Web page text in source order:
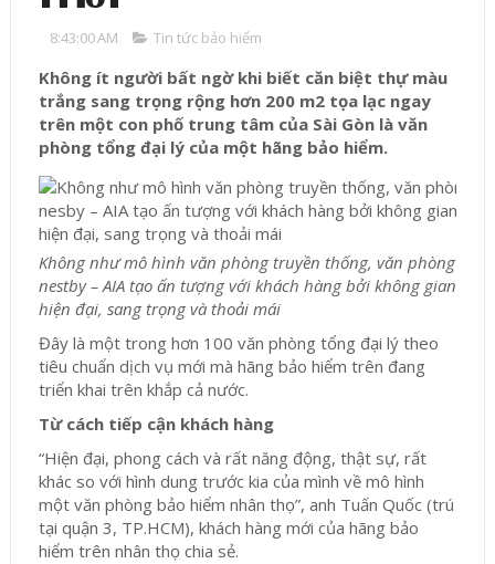
8:43:00 AM Tin tức bảo hiểm
Không ít người bất ngờ khi biết căn biệt thự màu
trắng sang trọng rộng hơn 200 m2 tọa lạc ngay
trên một con phố trung tâm của Sài Gòn là văn
phòng tổng đại lý của một hãng bảo hiểm.
Không như mô hình văn phòng truyền thống, văn phòng
nestby – AIA tạo ấn tượng với khách hàng bởi không gian
hiện đại, sang trọng và thoải mái
Đây là một trong hơn 100 văn phòng tổng đại lý theo
tiêu chuẩn dịch vụ mới mà hãng bảo hiểm trên đang
triển khai trên khắp cả nước.
Từ cách tiếp cận khách hàng
“Hiện đại, phong cách và rất năng động, thật sự, rất
khác so với hình dung trước kia của mình về mô hình
một văn phòng bảo hiểm nhân thọ”, anh Tuấn Quốc (trú
tại quận 3, TP.HCM), khách hàng mới của hãng bảo
hiểm trên nhân thọ chia sẻ.